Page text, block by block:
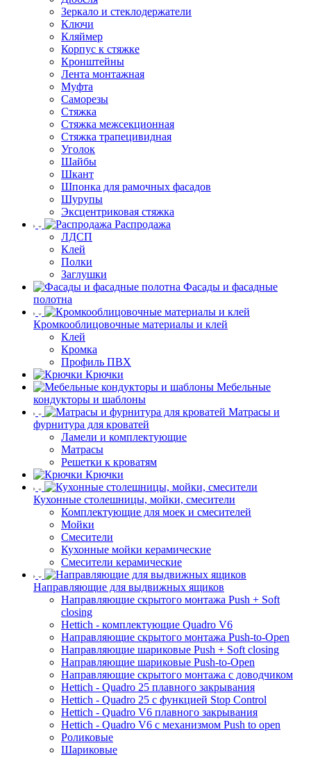
Зеркало и стеклодержатели
Ключи
Кляймер
Корпус к стяжке
Кронштейны
Лента монтажная
Муфта
Саморезы
Стяжка
Стяжка межсекционная
Стяжка трапецивидная
Уголок
Шайбы
Шкант
Шпонка для рамочных фасадов
Шурупы
Эксцентриковая стяжка
Распродажа
ЛДСП
Клей
Полки
Заглушки
Фасады и фасадные
полотна
Кромкооблицовочные материалы и клей
Клей
Кромка
Профиль ПВХ
Крючки
Мебельные
кондукторы и шаблоны
Матрасы и
фурнитура для кроватей
Ламели и комплектующие
Матрасы
Решетки к кроватям
Крючки
Кухонные столешницы, мойки, смесители
Комплектующие для моек и смесителей
Мойки
Смесители
Кухонные мойки керамические
Смесители керамические
Направляющие для выдвижных ящиков
Направляющие скрытого монтажа Push + Soft
closing
Hettich - комплектующие Quadro V6
Направляющие скрытого монтажа Push-to-Open
Направляющие шариковые Push + Soft closing
Направляющие шариковые Push-to-Open
Направляющие скрытого монтажа с доводчиком
Hettich - Quadro 25 плавного закрывания
Hettich - Quadro 25 с функцией Stop Control
Hettich - Quadro V6 плавного закрывания
Hettich - Quadro V6 с механизмом Push to open
Роликовые
Шариковые